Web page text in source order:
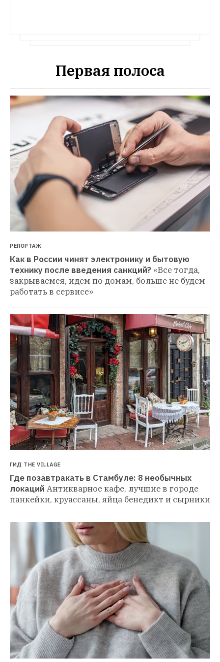
Первая полоса
РЕПОРТАЖ
Как в России чинят электронику и бытовую
технику после введения санкций? «Все тогда,
закрываемся, идем по домам, больше не будем
работать в сервисе»
ГИД THE VILLAGE
Где позавтракать в Стамбуле: 8 необычных
локаций Антикварное кафе, лучшие в городе
панкейки, круассаны, яйца бенедикт и сырники